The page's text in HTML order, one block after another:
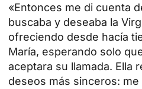
«Entonces me di cuenta
buscaba y deseaba la
ofreciendo desde hacía
María, esperando solo
aceptara su llamada. Ella
deseos más sinceros: me